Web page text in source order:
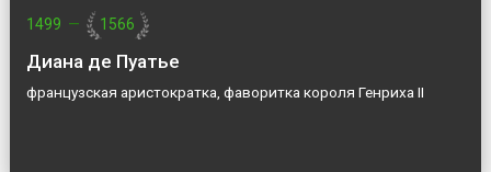
1499 — 1566
Диана де Пуатье
французская аристократка, фаворитка короля Генриха II